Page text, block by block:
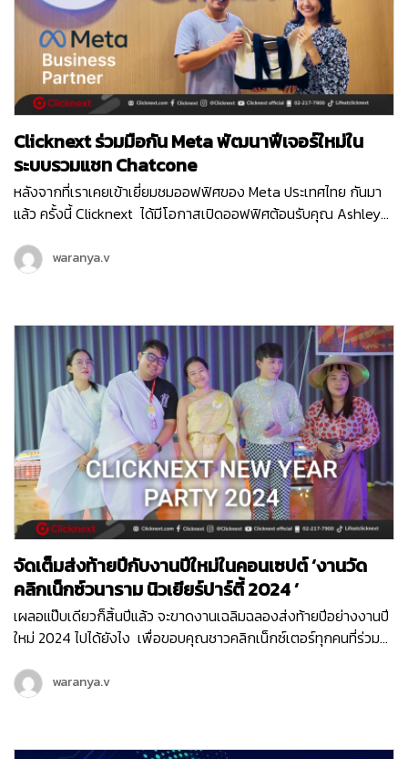
Clicknext ร่วมมือกัน Meta พัฒนาฟีเจอร์ใหม่ใน
ระบบรวมแชท Chatcone
หลังจากที่เราเคยเข้าเยี่ยมชมออฟฟิศของ Meta ประเทศไทย กันมา
แล้ว ครั้งนี้ Clicknext ได้มีโอกาสเปิดออฟฟิศต้อนรับคุณ Ashley
Business Partner และได้ร่วมมือกันในหลาย ๆ โปรเจกต์ที่ผ่านมา
คุณ Ashley…
waranya.v
จัดเต็มส่งท้ายปีกับงานปีใหม่ในคอนเซปต์ ‘งานวัด
คลิกเน็กซ์วนาราม นิวเยียร์ปาร์ตี้ 2024 ’
เผลอแป๊บเดียวก็สิ้นปีแล้ว จะขาดงานเฉลิมฉลองส่งท้ายปีอย่างงานปี
ใหม่ 2024 ไปได้ยังไง เพื่อขอบคุณชาวคลิกเน็กซ์เตอร์ทุกคนที่ร่วม
ของกันสุด ในคอนเซปต์ม่วน ๆ อย่าง ‘ งานวัดคลิกเน็กซ์วนาราม นิว
เยียร์ปาร์ตี้ 2024 ’ งานวัดคลิกเน็กซ์ย่านพญาไทเปิดต้อนรับสาธุชน
เริ่มจากการสืบสานประเพณีดั้งเดิมของพวกเรา…
waranya.v